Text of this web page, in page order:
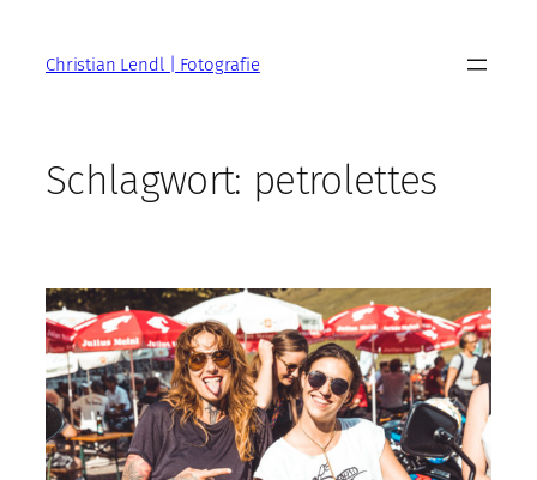
springenChristian Lendl | Fotografie
Schlagwort: petrolettes